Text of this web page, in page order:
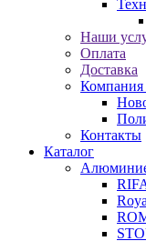
Наши
Оплата
Доставка
Компания
Контакты
Каталог